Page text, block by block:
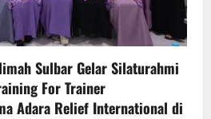
Sulbar Gelar Silaturahmi
For Trainer
Adara Relief International di